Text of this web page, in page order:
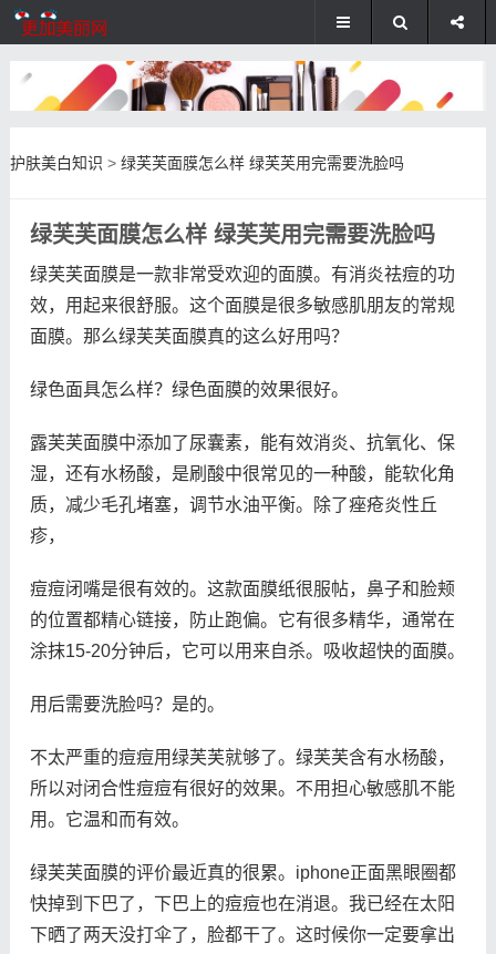
护肤美白知识 > 绿芙芙面膜怎么样 绿芙芙用完需要洗脸吗
绿芙芙面膜怎么样 绿芙芙用完需要洗脸吗
绿芙芙面膜是一款非常受欢迎的面膜。有消炎祛痘的功
效，用起来很舒服。这个面膜是很多敏感肌朋友的常规
面膜。那么绿芙芙面膜真的这么好用吗？
绿色面具怎么样？绿色面膜的效果很好。
露芙芙面膜中添加了尿囊素，能有效消炎、抗氧化、保
湿，还有水杨酸，是刷酸中很常见的一种酸，能软化角
质，减少毛孔堵塞，调节水油平衡。除了痤疮炎性丘
疹，
痘痘闭嘴是很有效的。这款面膜纸很服帖，鼻子和脸颊
的位置都精心链接，防止跑偏。它有很多精华，通常在
涂抹15-20分钟后，它可以用来自杀。吸收超快的面膜。
用后需要洗脸吗？是的。
不太严重的痘痘用绿芙芙就够了。绿芙芙含有水杨酸，
所以对闭合性痘痘有很好的效果。不用担心敏感肌不能
用。它温和而有效。
绿芙芙面膜的评价最近真的很累。iphone正面黑眼圈都
快掉到下巴了，下巴上的痘痘也在消退。我已经在太阳
下晒了两天没打伞了，脸都干了。这时候你一定要拿出